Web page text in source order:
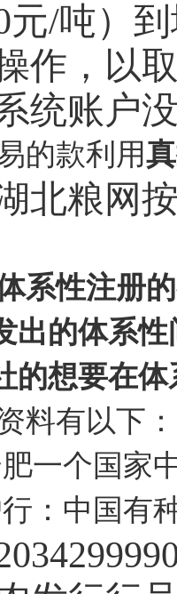
元/吨）
作，以
统账户
的款利用
北粮网
系性注册
出的体系
的想要在
料有以下：
一个国家
：中国有